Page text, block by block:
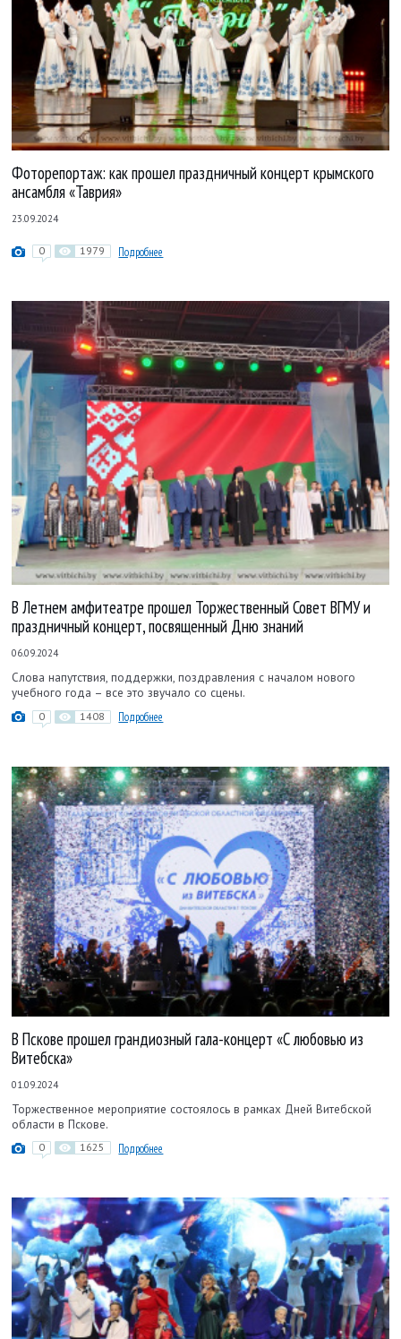
Фоторепортаж: как прошел праздничный концерт крымского
ансамбля «Таврия»
23.09.2024
0 1979 Подробнее
В Летнем амфитеатре прошел Торжественный Совет ВГМУ и
праздничный концерт, посвященный Дню знаний
06.09.2024
Слова напутствия, поддержки, поздравления с началом нового
учебного года – все это звучало со сцены.
0 1408 Подробнее
В Пскове прошел грандиозный гала-концерт «С любовью из
Витебска»
01.09.2024
Торжественное мероприятие состоялось в рамках Дней Витебской
области в Пскове.
0 1625 Подробнее